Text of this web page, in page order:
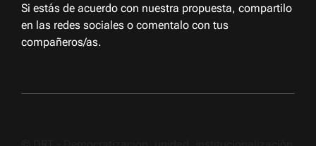
Si estás de acuerdo con nuestra propuesta, compartilo
en las redes sociales o comentalo con tus
compañeros/as.